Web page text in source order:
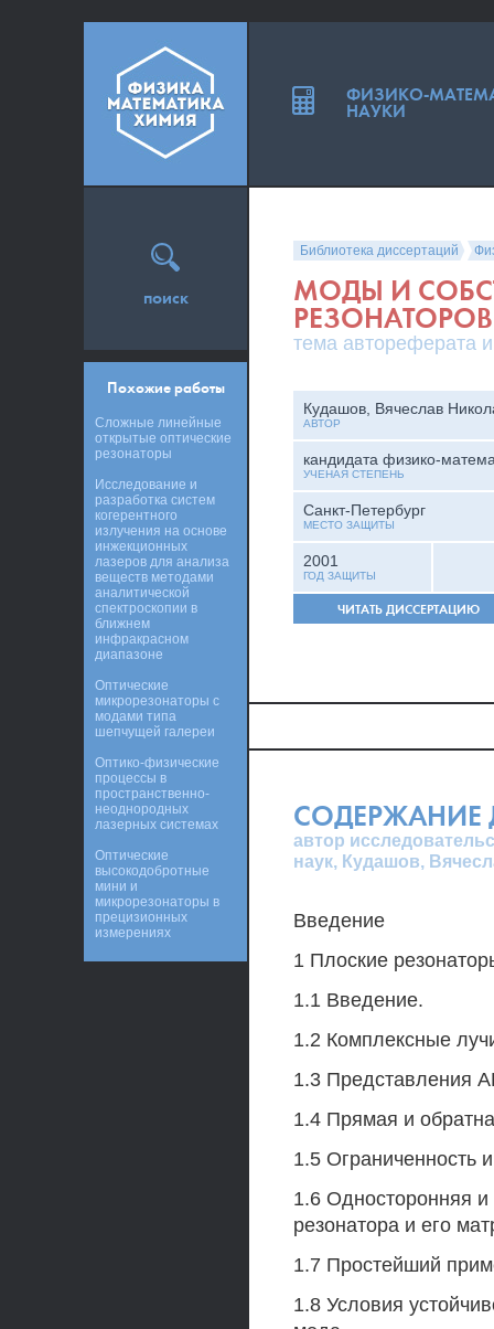
Библиотека диссертаций
МОДЫ И
тема автореферата
Кудашов, Вячеслав
АВТОР
кандидата физико-
УЧЕНАЯ СТЕПЕНЬ
Санкт-Петербург
МЕСТО ЗАЩИТЫ
2001
ГОД ЗАЩИТЫ
ЧИТАТЬ ДИССЕРТАЦИЮ
СОДЕРЖАНИЕ
автор
наук, Кудашов,
Введение
1 Плоские
1.1 Введение.
1.2 Комплексные
1.3 Представления
1.4 Прямая и
1.5 Ограниченность
1.6 Односторонняя и
резонатора и его
1.7 Простейший
1.8 Условия
поиск
Похожие работы
Сложные линейные
открытые оптические
резонаторы
Исследование и
разработка систем
когерентного
излучения на основе
инжекционных
лазеров для анализа
веществ методами
аналитической
спектроскопии в
ближнем
инфракрасном
диапазоне
Оптические
микрорезонаторы с
модами типа
шепчущей галереи
Оптико-физические
процессы в
пространственно-
неоднородных
лазерных системах
Оптические
высокодобротные
мини и
микрорезонаторы в
прецизионных
измерениях
ФИЗИКО-
НАУКИ